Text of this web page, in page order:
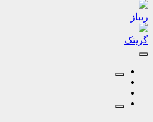
ریباز
گریتک